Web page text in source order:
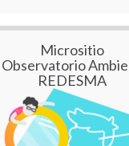
Micrositio
REDESMA